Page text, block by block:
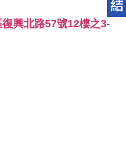
興北路57號12樓之3-